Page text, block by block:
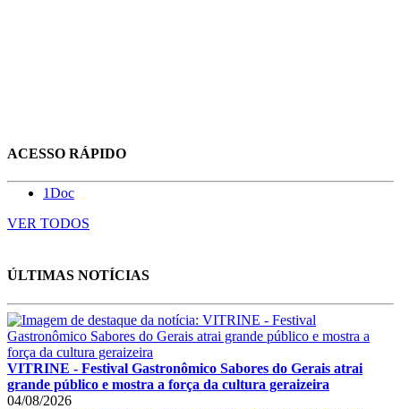
ACESSO RÁPIDO
1Doc
VER TODOS
ÚLTIMAS NOTÍCIAS
VITRINE - Festival Gastronômico Sabores do Gerais atrai
grande público e mostra a força da cultura geraizeira
04/08/2026